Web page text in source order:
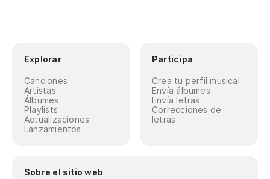
Explorar
Canciones
Artistas
Álbumes
Playlists
Actualizaciones
Lanzamientos
Participa
Crea tu perfil musical
Envía álbumes
Envía letras
Correcciones de
letras
Sobre el sitio web